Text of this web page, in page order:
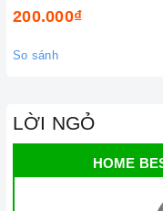
quý khách. Linh kiện
nghiệm tốt nhất ngay
200.000₫
So sánh
LỜI NGỎ
HOME